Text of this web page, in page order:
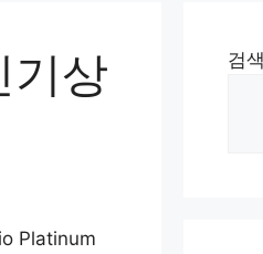
기상
Platinum
검색